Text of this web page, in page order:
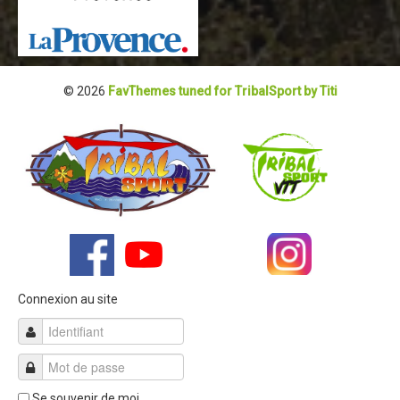
Partenaires
Règlement
Retour sur l'Enduro 2016
Edition 2016
Blog 2016
Bilan de l'Enduro 2016
Résultats
Liste des inscrits
Partenaires
Règlement
Edition 2015
© 2026 FavThemes tuned for TribalSport by Titi
Connexion au site